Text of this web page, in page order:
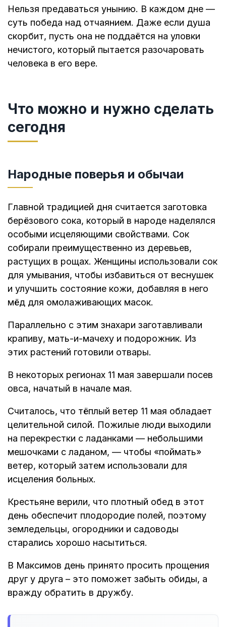
Нельзя предаваться унынию. В каждом дне —
суть победа над отчаянием. Даже если душа
скорбит, пусть она не поддаётся на уловки
нечистого, который пытается разочаровать
человека в его вере.
Что можно и нужно сделать
сегодня
Народные поверья и обычаи
Главной традицией дня считается заготовка
берёзового сока, который в народе наделялся
особыми исцеляющими свойствами. Сок
собирали преимущественно из деревьев,
растущих в рощах. Женщины использовали сок
для умывания, чтобы избавиться от веснушек
и улучшить состояние кожи, добавляя в него
мёд для омолаживающих масок.
Параллельно с этим знахари заготавливали
крапиву, мать-и-мачеху и подорожник. Из
этих растений готовили отвары.
В некоторых регионах 11 мая завершали посев
овса, начатый в начале мая.
Считалось, что тёплый ветер 11 мая обладает
целительной силой. Пожилые люди выходили
на перекрестки с ладанками — небольшими
мешочками с ладаном, — чтобы «поймать»
ветер, который затем использовали для
исцеления больных.
Крестьяне верили, что плотный обед в этот
день обеспечит плодородие полей, поэтому
земледельцы, огородники и садоводы
старались хорошо насытиться.
В Максимов день принято просить прощения
друг у друга – это поможет забыть обиды, а
вражду обратить в дружбу.